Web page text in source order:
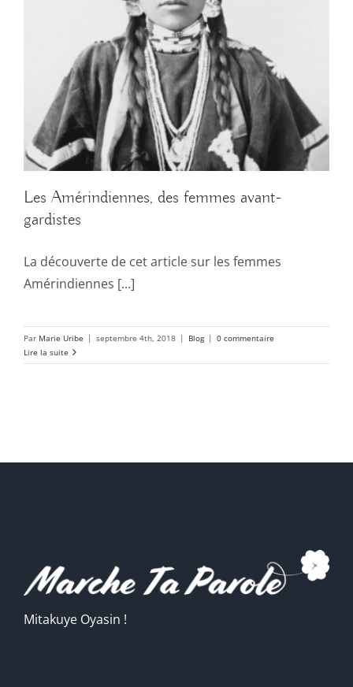
Les Amérindiennes, des femmes avant-
gardistes
La découverte de cet article sur les femmes
Amérindiennes [...]
Par Marie Uribe | septembre 4th, 2018 | Blog | 0 commentaire
Lire la suite
Mitakuye Oyasin !